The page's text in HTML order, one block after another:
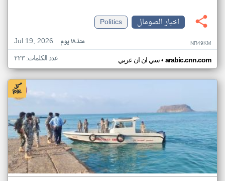
اخبار الصومال
Politics
Jul 19, 2026
منذ ١٨ يوم NR49KM
سي ان ان عربي• arabic.cnn.com عدد الكلمات: ٢٢٣